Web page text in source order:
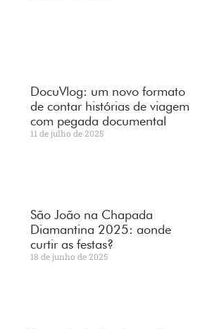
DocuVlog: um novo formato
de contar histórias de viagem
com pegada documental
11 de julho de 2025
São João na Chapada
Diamantina 2025: aonde
curtir as festas?
18 de junho de 2025